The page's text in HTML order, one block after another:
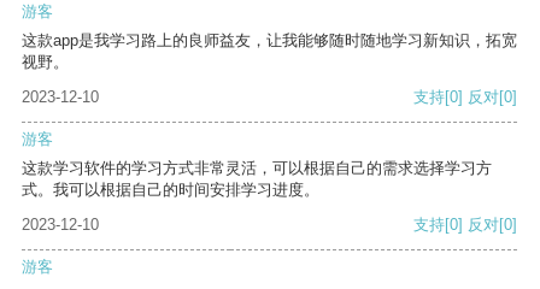
游客
这款app是我学习路上的良师益友，让我能够随时随地学习新知识，拓宽
视野。
2023-12-10
支持[0] 反对[0]
游客
这款学习软件的学习方式非常灵活，可以根据自己的需求选择学习方
式。我可以根据自己的时间安排学习进度。
2023-12-10
支持[0] 反对[0]
游客